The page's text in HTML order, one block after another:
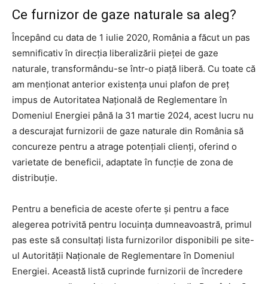
Ce furnizor de gaze naturale sa aleg?
Începând cu data de 1 iulie 2020, România a făcut un pas
semnificativ în direcția liberalizării pieței de gaze
naturale, transformându-se într-o piață liberă. Cu toate că
am menționat anterior existența unui plafon de preț
impus de Autoritatea Națională de Reglementare în
Domeniul Energiei până la 31 martie 2024, acest lucru nu
a descurajat furnizorii de gaze naturale din România să
concureze pentru a atrage potențiali clienți, oferind o
varietate de beneficii, adaptate în funcție de zona de
distribuție.
Pentru a beneficia de aceste oferte și pentru a face
alegerea potrivită pentru locuința dumneavoastră, primul
pas este să consultați lista furnizorilor disponibili pe site-
ul Autorității Naționale de Reglementare în Domeniul
Energiei. Această listă cuprinde furnizorii de încredere